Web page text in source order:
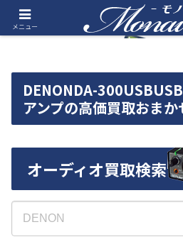
DENONDA-
アンプの高価買取おまか
オーディオ買取検索
メニュー